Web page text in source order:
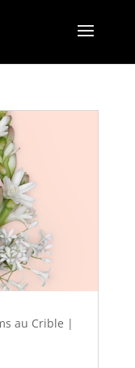
au Crible |